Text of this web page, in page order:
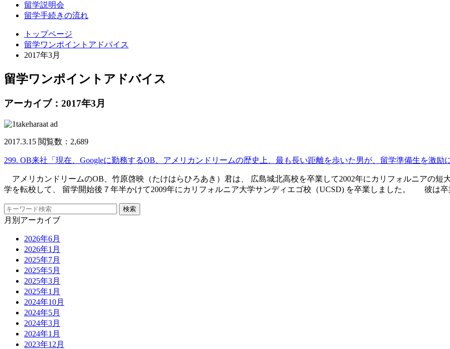
留学説明会
留学手続きの流れ
トップページ
留学ワンポイントアドバイス
2017年3月
留学ワンポイントアドバイス
アーカイブ：2017年3月
2017.3.15 閲覧数：2,689
299. OB来社「現在、Googleに勤務するOB、アメリカンドリームの歴史上、最も長い距離を歩いた男が、留学準備生を激
アメリカンドリームのOB、竹原啓映（たけはらひろあき）君は、 広島城北高校を卒業して2002年にカリフォルニアの短
学を転校して、 留学開始後７年半かけて2009年にカリフォルニア大学サンディエゴ校（UCSD) を卒業しました。 彼は
月別アーカイブ
2026年6月
2026年1月
2025年7月
2025年5月
2025年3月
2025年1月
2024年10月
2024年5月
2024年3月
2024年1月
2023年12月